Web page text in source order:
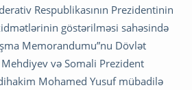
Respublikasının Prezidentinin
göstərilməsi sahəsində
Memorandumu”nu Dövlət
və Somali Prezident
Mohamed Yusuf mübadilə